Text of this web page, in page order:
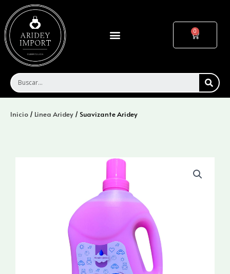
contenido
Menu Cart
Inicio / Linea Aridey / Suavizante Aridey